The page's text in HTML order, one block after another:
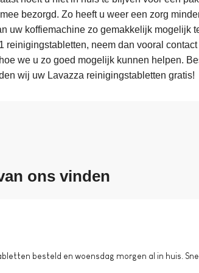
bezorgd. Zo heeft u weer een zorg
uw koffiemachine zo gemakkelijk mogelijk
reinigingstabletten, neem dan vooral
we u zo goed mogelijk kunnen helpen.
wij uw Lavazza reinigingstabletten gratis!
ons vinden
besteld en woensdag morgen al in huis.